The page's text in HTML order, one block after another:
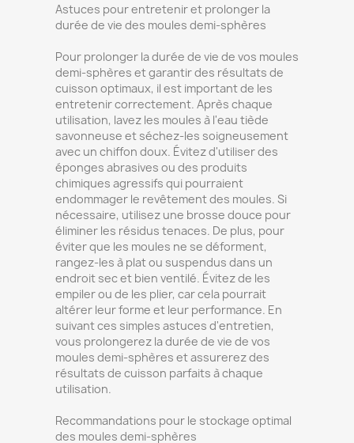
Astuces pour entretenir et prolonger la
durée de vie des moules demi-sphères
Pour prolonger la durée de vie de vos moules
demi-sphères et garantir des résultats de
cuisson optimaux, il est important de les
entretenir correctement. Après chaque
utilisation, lavez les moules à l'eau tiède
savonneuse et séchez-les soigneusement
avec un chiffon doux. Évitez d'utiliser des
éponges abrasives ou des produits
chimiques agressifs qui pourraient
endommager le revêtement des moules. Si
nécessaire, utilisez une brosse douce pour
éliminer les résidus tenaces. De plus, pour
éviter que les moules ne se déforment,
rangez-les à plat ou suspendus dans un
endroit sec et bien ventilé. Évitez de les
empiler ou de les plier, car cela pourrait
altérer leur forme et leur performance. En
suivant ces simples astuces d'entretien,
vous prolongerez la durée de vie de vos
moules demi-sphères et assurerez des
résultats de cuisson parfaits à chaque
utilisation.
Recommandations pour le stockage optimal
des moules demi-sphères